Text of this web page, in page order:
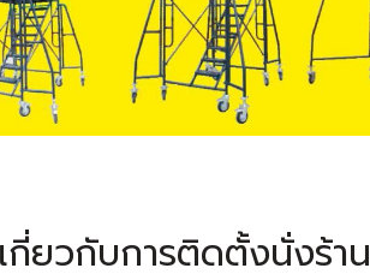
กี่ยวกับการติดตั้งนั่งร้าน